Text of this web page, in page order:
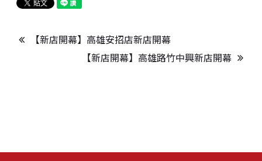
【新店開幕】高雄安招店新店開幕
【新店開幕】高雄路竹中興新店開幕